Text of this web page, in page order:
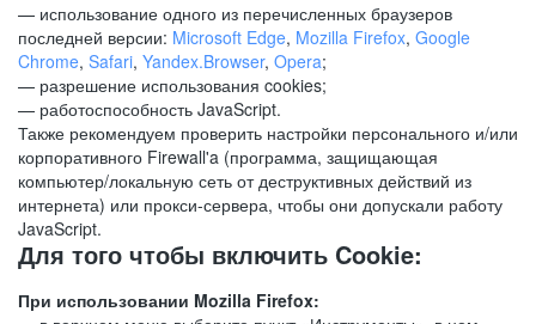
— использование одного из перечисленных браузеров
последней версии: Microsoft Edge, Mozilla Firefox, Google
Chrome, Safari, Yandex.Browser, Opera;
— разрешение использования cookies;
— работоспособность JavaScript.
Также рекомендуем проверить настройки персонального и/или
корпоративного Firewall'a (программа, защищающая
компьютер/локальную сеть от деструктивных действий из
интернета) или прокси-сервера, чтобы они допускали работу
JavaScript.
Для того чтобы включить Cookie:
При использовании Mozilla Firefox: